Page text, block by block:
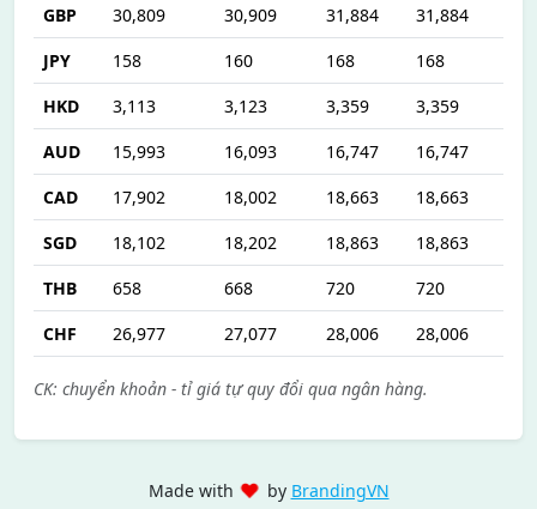
GBP
30,809 30,909 31,884
31,884
JPY
158 160 168
168
HKD
3,113 3,123 3,359
3,359
AUD
15,993 16,093 16,747
16,747
CAD
17,902 18,002 18,663
18,663
SGD
18,102 18,202 18,863
18,863
THB
658 668 720
720
CHF
26,977 27,077 28,006 28,006
CK: chuyển khoản - tỉ giá tự quy đổi qua ngân hàng.
Made with ♥ by BrandingVN